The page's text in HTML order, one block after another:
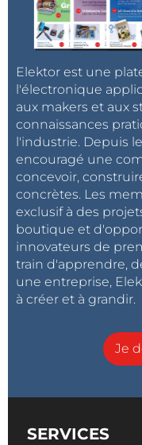
Elektor est une
l'électronique
aux makers et aux
connaissances
l'industrie. Depuis
encouragé une
concevoir,
concrètes. Les
exclusif à des
boutique et
innovateurs de
train d'apprendre,
une entreprise,
à créer et à grandir.
Je
SERVICES